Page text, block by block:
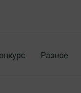
Разное